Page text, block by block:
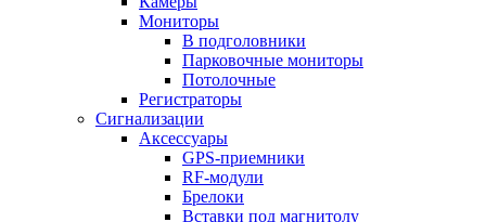
Мониторы
В подголовники
Парковочные мониторы
Потолочные
Регистраторы
Сигнализации
Аксессуары
GPS-приемники
RF-модули
Брелоки
Вставки под магнитолу